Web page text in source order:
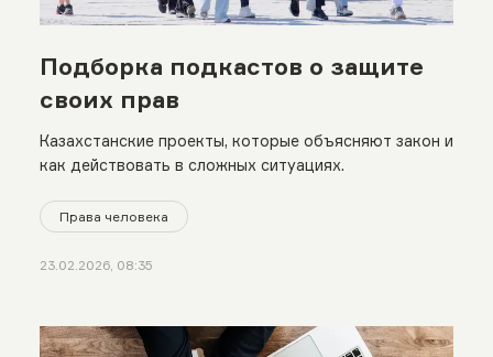
Подборка подкастов о защите
своих прав
Казахстанские проекты, которые объясняют закон и
как действовать в сложных ситуациях.
Права человека
23.02.2026, 08:35